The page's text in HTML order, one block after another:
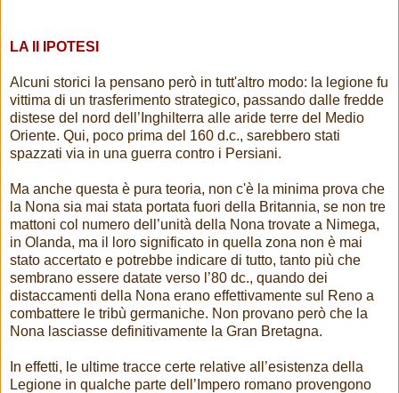
LA II IPOTESI
Alcuni storici la pensano però in tutt'altro modo: la legione fu
vittima di un trasferimento strategico, passando dalle fredde
distese del nord dell’Inghilterra alle aride terre del Medio
Oriente. Qui, poco prima del 160 d.c., sarebbero stati
spazzati via in una guerra contro i Persiani.
Ma anche questa è pura teoria, non c'è la minima prova che
la Nona sia mai stata portata fuori della Britannia, se non tre
mattoni col numero dell’unità della Nona trovate a Nimega,
in Olanda, ma il loro significato in quella zona non è mai
stato accertato e potrebbe indicare di tutto, tanto più che
sembrano essere datate verso l’80 dc., quando dei
distaccamenti della Nona erano effettivamente sul Reno a
combattere le tribù germaniche. Non provano però che la
Nona lasciasse definitivamente la Gran Bretagna.
In effetti, le ultime tracce certe relative all’esistenza della
Legione in qualche parte dell’Impero romano provengono